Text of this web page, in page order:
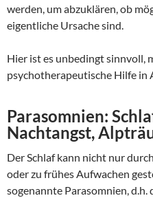
werden, um abzuklären, ob
eigentliche Ursache sind.
Hier ist es unbedingt sinnvoll,
psychotherapeutische Hilfe in
Parasomnien:
Nachtangst,
Der Schlaf kann nicht nur
oder zu frühes Aufwachen
sogenannte Parasomnien, d.h.